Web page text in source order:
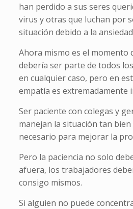
han perdido a sus seres
virus y otras que luchan por
situación debido a la
Ahora mismo es el momento
debería ser parte de todos
en cualquier caso, pero en
empatía es extremadamente
Ser paciente con colegas y
manejan la situación tan bien
necesario para mejorar la
Pero la paciencia no solo
afuera, los trabajadores
consigo mismos.
Si alguien no puede